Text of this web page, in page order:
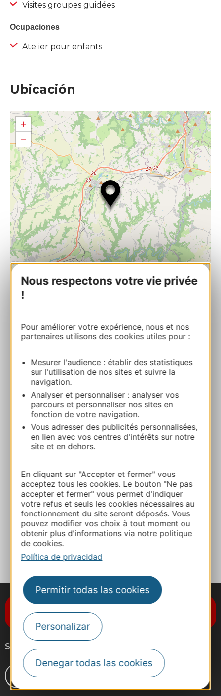
Nous respectons votre vie privée
!
Pour améliorer votre expérience, nous et nos
partenaires utilisons des cookies utiles pour :
Mesurer l'audience : établir des statistiques
sur l'utilisation de nos sites et suivre la
navigation.
Analyser et personnaliser : analyser vos
parcours et personnaliser nos sites en
fonction de votre navigation.
Vous adresser des publicités personnalisées,
en lien avec vos centres d'intérêts sur notre
site et en dehors.
En cliquant sur "Accepter et fermer" vous
acceptez tous les cookies. Le bouton "Ne pas
accepter et fermer" vous permet d'indiquer
votre refus et seuls les cookies nécessaires au
fonctionnement du site seront déposés. Vous
pouvez modifier vos choix à tout moment ou
obtenir plus d'informations via notre politique
de cookies.
Política de privacidad
Permitir todas las cookies
Personalizar
Denegar todas las cookies
Visites groupes guidées
Ocupaciones
Atelier pour enfants
Ubicación
+
−
Jardin de la Nauze
CAMBOULAZET
Ruta y acceso
+33615203854
E-mail
Sitio web
Facebook
A MIS FAVORITOS
Suscríbase al boletín de noticias
Destination Occitanie
Síganos